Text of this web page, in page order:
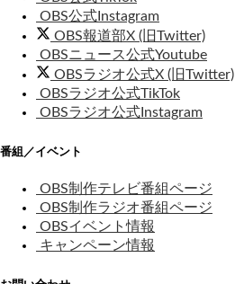
OBS公式Instagram
OBS報道部X (旧Twitter)
OBSニュース公式Youtube
OBSラジオ公式X (旧Twitter)
OBSラジオ公式TikTok
OBSラジオ公式Instagram
番組／イベント
OBS制作テレビ番組ページ
OBS制作ラジオ番組ページ
OBSイベント情報
キャンペーン情報